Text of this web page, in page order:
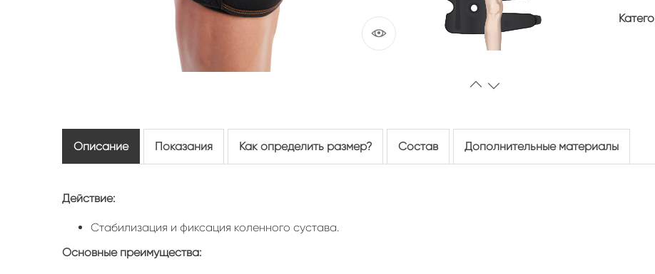
Описание Показания Как определить размер? Состав Дополнительные материалы
Действие:
Стабилизация и фиксация коленного сустава.
Основные преимущества: